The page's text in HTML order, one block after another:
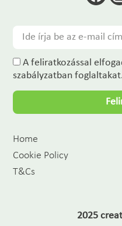
A feliratkozással
szabályzatban foglaltakat.
Home
Cookie Policy
T&Cs
2025